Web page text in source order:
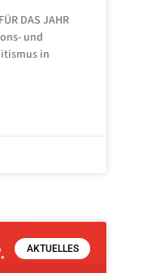
DAS JAHR
und
in
AKTUELLES